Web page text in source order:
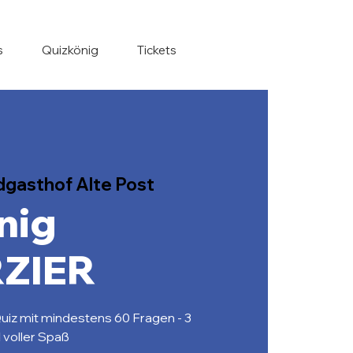
Quizkönig Tickets
Alte Post
mit mindestens 60 Fragen - 3